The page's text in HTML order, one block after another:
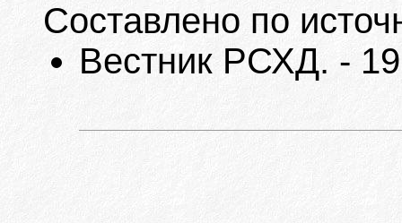
Составлено по
Вестник РСХД. -